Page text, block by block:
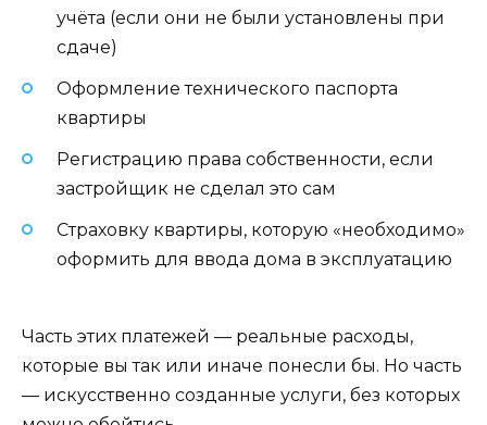
учёта (если они не были установлены при
сдаче)
Оформление технического паспорта
квартиры
Регистрацию права собственности, если
застройщик не сделал это сам
Страховку квартиры, которую «необходимо»
оформить для ввода дома в эксплуатацию
Часть этих платежей — реальные расходы,
которые вы так или иначе понесли бы. Но часть
— искусственно созданные услуги, без которых